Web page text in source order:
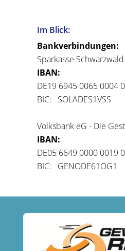
Im Blick:
Bankverbindungen:
Sparkasse
IBAN:
DE19 6945 0065 0004
BIC: SOLADES1VSS
Volksbank eG - Die
IBAN:
DE05 6649 0000 0019
BIC: GENODE61OG1